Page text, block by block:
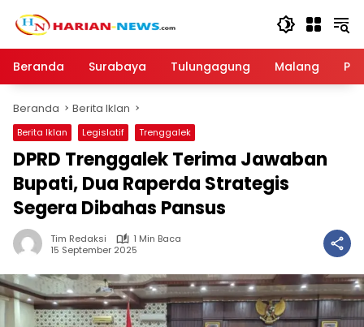
Beranda
Surabaya Tulungagung Malang
Beranda Berita Iklan
Berita Iklan Legislatif Trenggalek
DPRD Trenggalek Terima Jawaban
Bupati, Dua Raperda Strategis
Segera Dibahas Pansus
Tim Redaksi
1 Min Baca
15 September 2025